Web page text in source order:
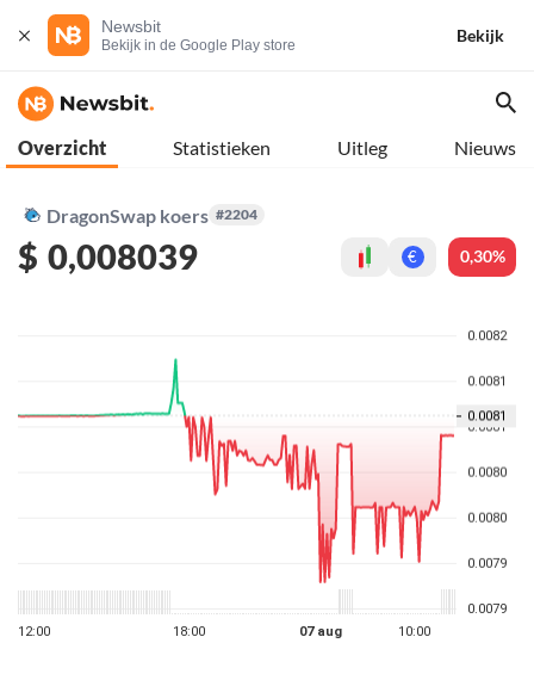
Newsbit
Bekijk in de Google Play store
Bekijk
Overzicht Statistieken Uitleg Nieuws
DragonSwap koers #2204
$ 0,008039 € 0,30%